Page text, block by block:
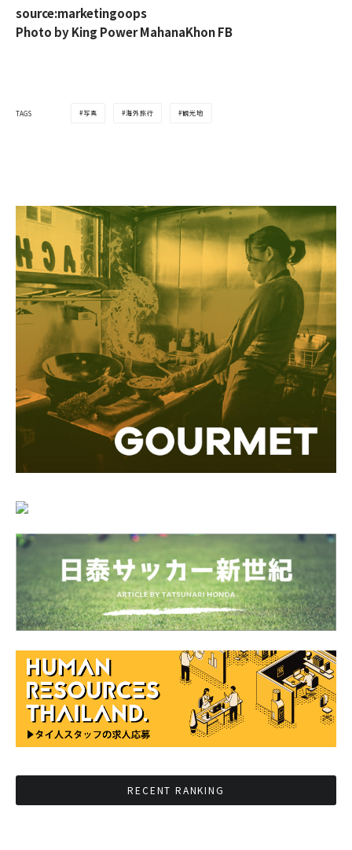
source:marketingoops
Photo by King Power MahanaKhon FB
TAGS 写真 海外旅行 観光地
RECENT RANKING